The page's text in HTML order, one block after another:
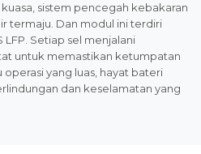
sistem pencegah kebakaran
termaju. Dan modul ini terdiri
LFP. Setiap sel menjalani
untuk memastikan ketumpatan
yang luas, hayat bateri
dan keselamatan yang